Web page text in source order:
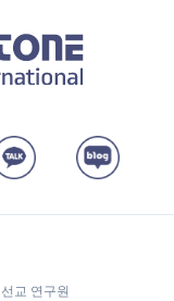
선교 연구원